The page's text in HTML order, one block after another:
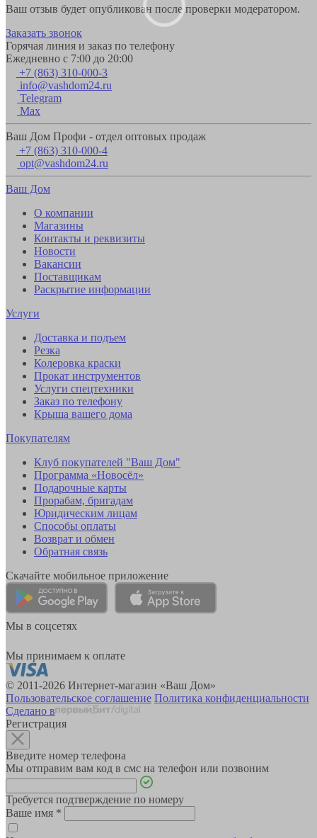
Ваш отзыв будет опубликован после проверки модератором.
Заказать звонок
Горячая линия и заказ по телефону
Ежедневно с 7:00 до 20:00
+7 (863) 310-000-3
info@vashdom24.ru
Telegram
Max
Ваш Дом Профи - отдел оптовых продаж
+7 (863) 310-000-4
opt@vashdom24.ru
Ваш Дом
О компании
Магазины
Контакты и реквизиты
Новости
Вакансии
Поставщикам
Раскрытие информации
Услуги
Доставка и подъем
Резка
Колеровка краски
Прокат инструментов
Услуги спецтехники
Заказ по телефону
Крыша вашего дома
Покупателям
Клуб покупателей "Ваш Дом"
Программа «Новосёл»
Подарочные карты
Прорабам, бригадам
Юридическим лицам
Способы оплаты
Возврат и обмен
Обратная связь
Скачайте мобильное приложение
Мы в соцсетях
Мы принимаем к оплате
© 2011-2026 Интернет-магазин «Ваш Дом»
Пользовательское соглашение Политика конфиденциальности
Сделано в
Регистрация
Введите номер телефона
Мы отправим вам код в смс на телефон или позвоним
Требуется подтверждение по номеру
Ваше имя *